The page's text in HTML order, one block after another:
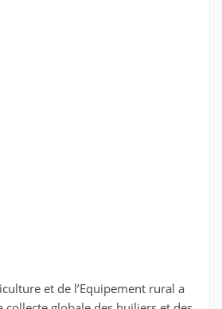
et de l’Equipement rural a